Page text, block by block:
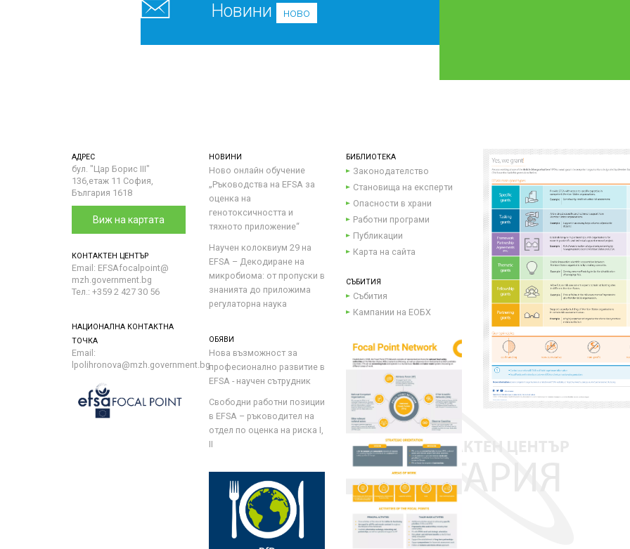
Новини
ново
АДРЕС
бул. "Цар Борис III"
136,етаж 11 София,
България 1618
Виж на картата
КОНТАКТЕН ЦЕНТЪР
Email: EFSAfocalpoint@
mzh.government.bg
Тел.: +359 2 427 30 56
НАЦИОНАЛНА КОНТАКТНА
ТОЧКА
Email:
lpolihronova@mzh.government.bg
НОВИНИ
Ново онлайн обучение
„Ръководства на ЕFSA за
оценка на
генотоксичността и
тяхното приложение“
Научен колоквиум 29 на
EFSA – Декодиране на
микробиома: от пропуски в
знанията до приложима
регулаторна наука
ОБЯВИ
Нова възможност за
професионално развитие в
EFSA - научен сътрудник
Свободни работни позиции
в EFSA – ръководител на
отдел по оценка на риска I,
II
БИБЛИОТЕКА
Законодателство
Становища на експерти
Опасности в храни
Работни програми
Публикации
Карта на сайта
СЪБИТИЯ
Събития
Кампании на ЕОБХ